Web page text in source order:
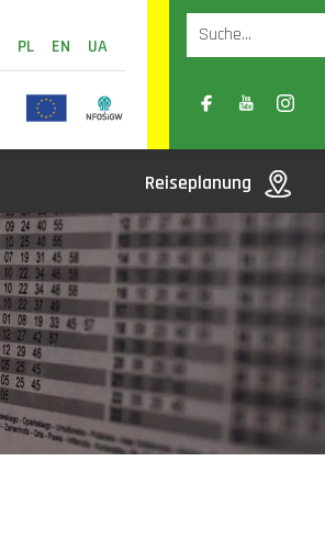
PL EN UA
A- A A+
Reiseplanung